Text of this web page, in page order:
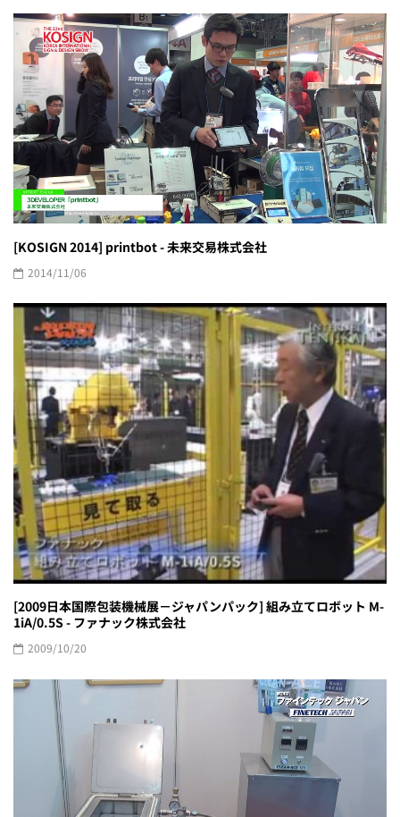
[KOSIGN 2014] printbot - 未来交易株式会社
2014/11/06
[2009日本国際包装機械展－ジャパンパック] 組み立てロボット M-
1iA/0.5S - ファナック株式会社
2009/10/20